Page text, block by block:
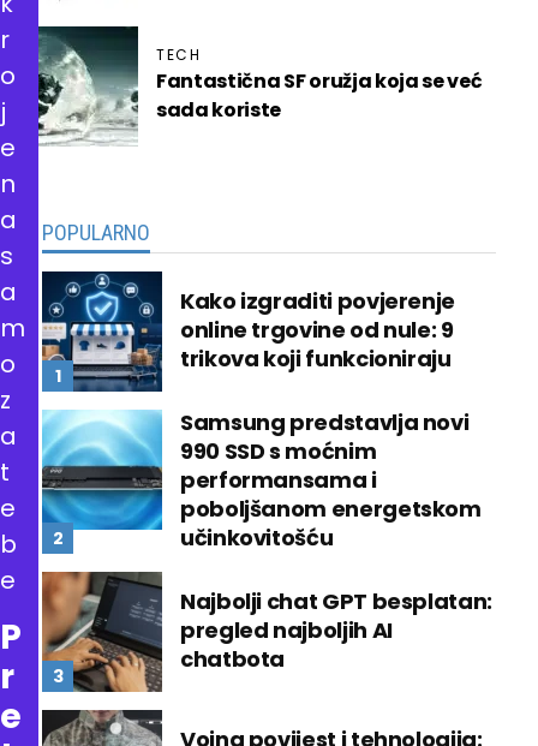
TECH
Fantastična SF oružja koja se već
sada koriste
POPULARNO
Kako izgraditi povjerenje
online trgovine od nule: 9
trikova koji funkcioniraju
Samsung predstavlja novi
990 SSD s moćnim
performansama i
poboljšanom energetskom
učinkovitošću
Najbolji chat GPT besplatan:
pregled najboljih AI
chatbota
Vojna povijest i tehnologija:
r
o
j
e
n
a
s
a
m
o
z
a
t
e
b
e
P
r
e